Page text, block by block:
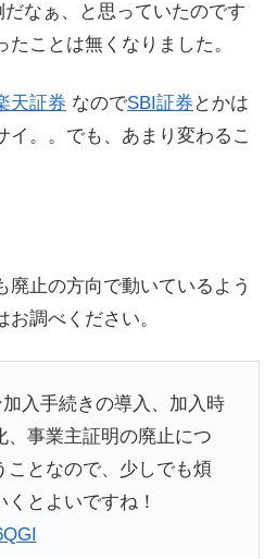
なぁ、と思っていたのです
ことは無くなりました。
天証券 なのでSBI証券 とかは
イ。。でも、あまり変わるこ
廃止の方向で動いているよう
調べください。
入手続きの導入、加入時
、事業主証明の廃止につ
ことなので、少しでも煩
とよいですね！